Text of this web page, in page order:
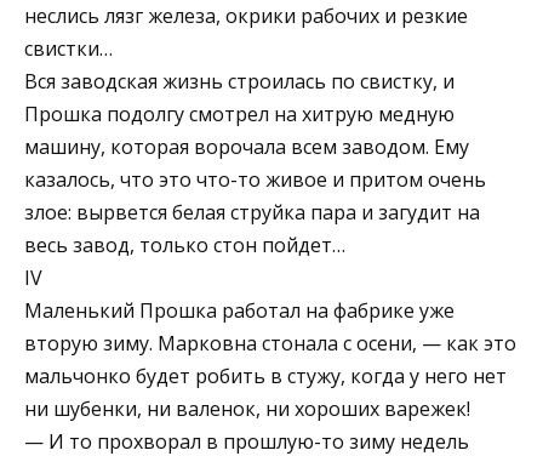
неслись лязг железа, окрики рабочих и резкие
свистки…
Вся заводская жизнь строилась по свистку, и
Прошка подолгу смотрел на хитрую медную
машину, которая ворочала всем заводом. Ему
казалось, что это что-то живое и притом очень
злое: вырвется белая струйка пара и загудит на
весь завод, только стон пойдет…
IV
Маленький Прошка работал на фабрике уже
вторую зиму. Марковна стонала с осени, — как это
мальчонко будет робить в стужу, когда у него нет
ни шубенки, ни валенок, ни хороших варежек!
— И то прохворал в прошлую-то зиму недель